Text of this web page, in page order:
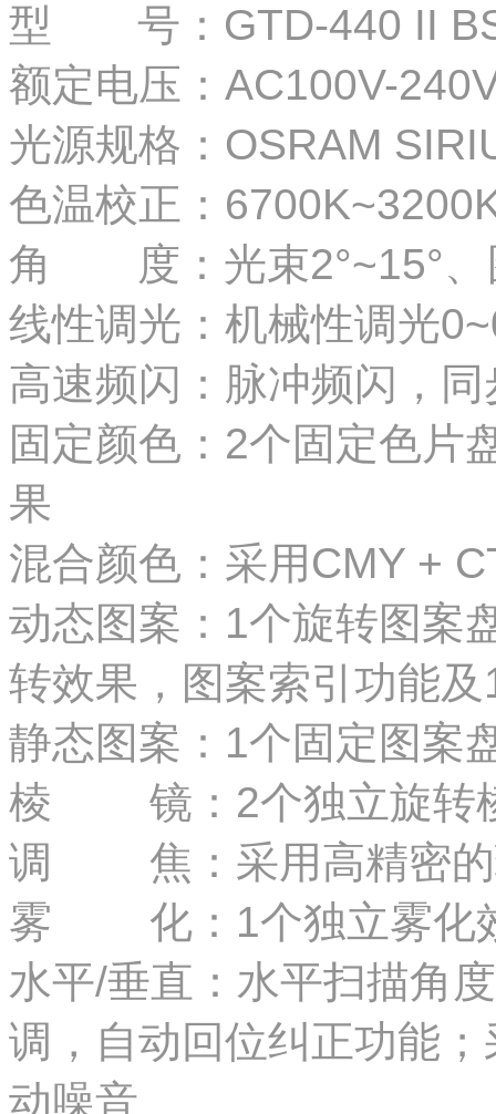
型 号：GTD-440 II
额定电压：AC100V-
光源规格：OSRAM
色温校正：
角 度：光束2°~15°、
线性调光：机械性调光
高速频闪：脉冲频闪，
固定颜色：2个固定色片
果
混合颜色：采用CMY +
动态图案：1个旋转图案
转效果，图案索引功能
静态图案：1个固定图案
棱 镜：2个独立旋转棱
调 焦：采用高精密的
雾 化：1个独立雾化
水平/垂直：水平扫描角
调，自动回位纠正功能
动噪音